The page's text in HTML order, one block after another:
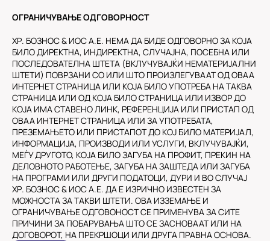
ОГРАНИЧУВАЊЕ ОДГОВОРНОСТ
ХР. БОЗНОС & ИОС А.Е. НЕМА ДА БИДЕ ОДГОВОРНО ЗА КОЈА
БИЛО ДИРЕКТНА, ИНДИРЕКТНА, СЛУЧАЈНА, ПОСЕБНА ИЛИ
ПОСЛЕДОВАТЕЛНА ШТЕТА (ВКЛУЧУВАЈЌИ НЕМАТЕРИЈАЛНИ
ШТЕТИ) ПОВРЗАНИ СО ИЛИ ШТО ПРОИЗЛЕГУВААТ ОД ОВАА
ИНТЕРНЕТ СТРАНИЦА ИЛИ КОЈА БИЛО УПОТРЕБА НА ТАКВА
СТРАНИЦА ИЛИ ОД КОЈА БИЛО СТРАНИЦА ИЛИ ИЗВОР ДО
КОЈА ИМА СТАВЕНО ЛИНК, РЕФЕРЕНЦИЈА ИЛИ ПРИСТАП ОД
ОВАА ИНТЕРНЕТ СТРАНИЦА ИЛИ ЗА УПОТРЕБАТА,
ПРЕЗЕМАЊЕТО ИЛИ ПРИСТАПОТ ДО КОЈ БИЛО МАТЕРИЈАЛ,
ИНФОРМАЦИЈА, ПРОИЗВОДИ ИЛИ УСЛУГИ, ВКЛУЧУВАЈЌИ,
МЕЃУ ДРУГОТО, КОЈА БИЛО ЗАГУБА НА ПРОФИТ, ПРЕКИН НА
ДЕЛОВНОТО РАБОТЕЊЕ, ЗАГУБА НА ЗАШТЕДА ИЛИ ЗАГУБА
НА ПРОГРАМИ ИЛИ ДРУГИ ПОДАТОЦИ, ДУРИ И ВО СЛУЧАЈ
ХР. БОЗНОС & ИОС А.Е. ДА Е ИЗРИЧНО ИЗВЕСТЕН ЗА
МОЖНОСТА ЗА ТАКВИ ШТЕТИ. ОВА ИЗЗЕМАЊЕ И
ОГРАНИЧУВАЊЕ ОДГОВОНОСТ СЕ ПРИМЕНУВА ЗА СИТЕ
ПРИЧИНИ ЗА ПОБАРУВАЊА ШТО СЕ ЗАСНОВААТ ИЛИ НА
ДОГОВОРОТ, НА ПРЕКРШОЦИ ИЛИ ДРУГА ПРАВНА ОСНОВА.